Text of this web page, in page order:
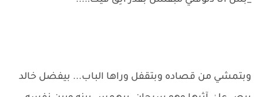
وبتمشي من قصاده وبتقفل وراها الباب... بيفضل خالد